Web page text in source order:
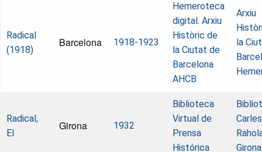
Radical
(1918)
Barcelona 1918-1923
Hemeroteca
digital. Arxiu
Històric de
la Ciutat de
Barcelona
AHCB
Arxiu
la
Radical,
El
Girona 1932
Biblioteca
Virtual de
Prensa
Histórica
Carles
Girona